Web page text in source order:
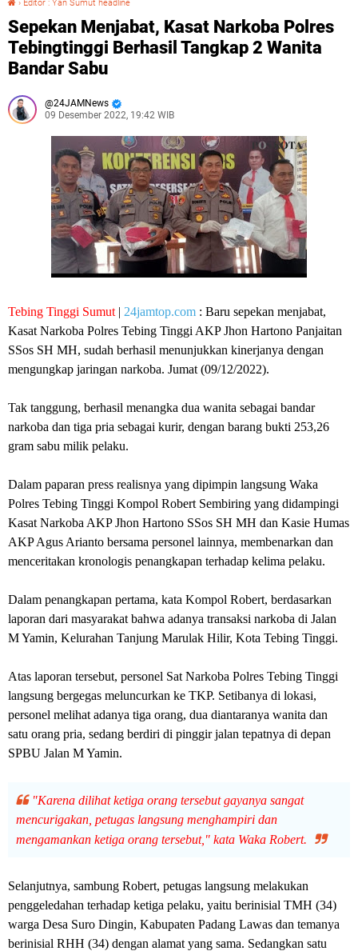
› Editor : Yan Sumut headline
Sepekan Menjabat, Kasat Narkoba Polres
Tebingtinggi Berhasil Tangkap 2 Wanita
Bandar Sabu
24JAMNews
09 Desember 2022, 19:42 WIB
Tebing Tinggi Sumut | 24jamtop.com : Baru sepekan menjabat,
Kasat Narkoba Polres Tebing Tinggi AKP Jhon Hartono Panjaitan
SSos SH MH, sudah berhasil menunjukkan kinerjanya dengan
mengungkap jaringan narkoba. Jumat (09/12/2022).
Tak tanggung, berhasil menangka dua wanita sebagai bandar
narkoba dan tiga pria sebagai kurir, dengan barang bukti 253,26
gram sabu milik pelaku.
Dalam paparan press realisnya yang dipimpin langsung Waka
Polres Tebing Tinggi Kompol Robert Sembiring yang didampingi
Kasat Narkoba AKP Jhon Hartono SSos SH MH dan Kasie Humas
AKP Agus Arianto bersama personel lainnya, membenarkan dan
menceritakan kronologis penangkapan terhadap kelima pelaku.
Dalam penangkapan pertama, kata Kompol Robert, berdasarkan
laporan dari masyarakat bahwa adanya transaksi narkoba di Jalan
M Yamin, Kelurahan Tanjung Marulak Hilir, Kota Tebing Tinggi.
Atas laporan tersebut, personel Sat Narkoba Polres Tebing Tinggi
langsung bergegas meluncurkan ke TKP. Setibanya di lokasi,
personel melihat adanya tiga orang, dua diantaranya wanita dan
satu orang pria, sedang berdiri di pinggir jalan tepatnya di depan
SPBU Jalan M Yamin.
"Karena dilihat ketiga orang tersebut gayanya sangat
mencurigakan, petugas langsung menghampiri dan
mengamankan ketiga orang tersebut," kata Waka Robert.
Selanjutnya, sambung Robert, petugas langsung melakukan
penggeledahan terhadap ketiga pelaku, yaitu berinisial TMH (34)
warga Desa Suro Dingin, Kabupaten Padang Lawas dan temanya
berinisial RHH (34) dengan alamat yang sama. Sedangkan satu